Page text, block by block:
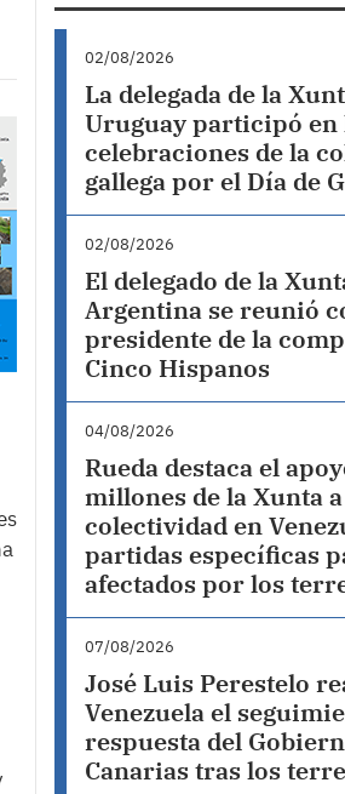
02/08/2026
La delegada de la
Uruguay participó en
celebraciones de la
gallega por el Día de
02/08/2026
El delegado de la
Argentina se reunió
presidente de la
Cinco Hispanos
04/08/2026
Rueda destaca el
millones de la Xunta
colectividad en
partidas específicas
afectados por los
07/08/2026
José Luis Perestelo
Venezuela el
respuesta del
Canarias tras los